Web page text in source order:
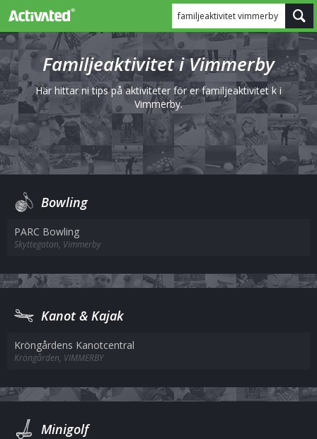
familjeaktivitet vimmerby
Familjeaktivitet i Vimmerby
Här hittar ni tips på aktiviteter för er familjeaktivitet k i
Vimmerby.
Bowling
PARC Bowling
Skyttegatan, Vimmerby
Kanot & Kajak
Kröngårdens Kanotcentral
Kröngården, VIMMERBY
Minigolf